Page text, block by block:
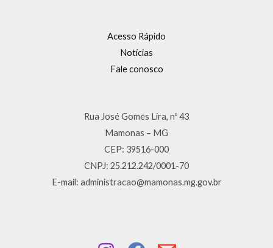
Acesso Rápido
Notícias
Fale conosco
Rua José Gomes Lira, nº 43
Mamonas – MG
CEP: 39516-000
CNPJ: 25.212.242/0001-70
E-mail: administracao@mamonas.mg.gov.br